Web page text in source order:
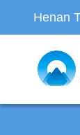
Henan